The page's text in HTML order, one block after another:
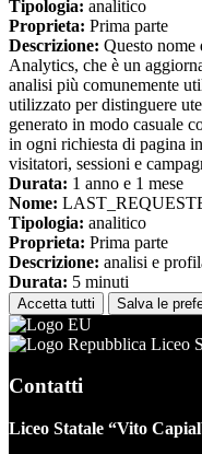
Tipologia: analitico
Proprieta: Prima parte
Descrizione: Questo nome
Analytics, che è un
analisi più comunemente
utilizzato per distinguere
generato in modo casuale
in ogni richiesta di pagina
visitatori, sessioni e
Durata: 1 anno e 1 mese
Nome:
Tipologia: analitico
Proprieta: Prima parte
Descrizione: analisi e
Durata: 5 minuti
Accetta tutti Salva le
Liceo
Contatti
Liceo Statale “Vito